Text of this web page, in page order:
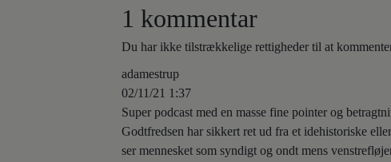
1 kommentar
Du har ikke tilstrækkelige rettigheder til at
adamestrup
02/11/21 1:37
Super podcast med en masse fine pointer og
Godtfredsen har sikkert ret ud fra et idehistoriske
ser mennesket som syndigt og ondt mens